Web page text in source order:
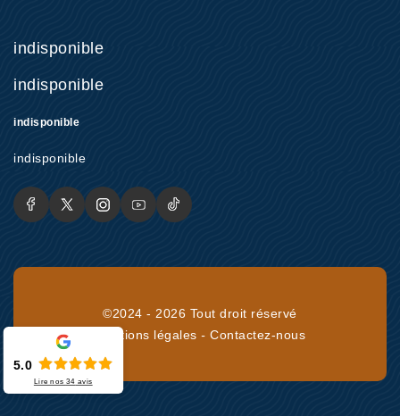
indisponible
indisponible
indisponible
indisponible
©2024 - 2026 Tout droit réservé
Mentions légales -Contactez-nous
5.0
Lire nos34 avis